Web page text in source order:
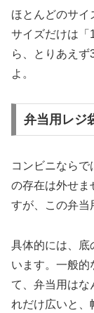
ほとんどのサイ
サイズだけは「
ら、とりあえ
よ。
弁当用レジ
コンビニならで
の存在は外せま
すが、この弁当
具体的には、底
います。一般的
て、弁当用はな
れだけ広いと、